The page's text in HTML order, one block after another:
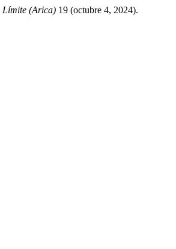
Límite (Arica) 19 (octubre 4, 2024).